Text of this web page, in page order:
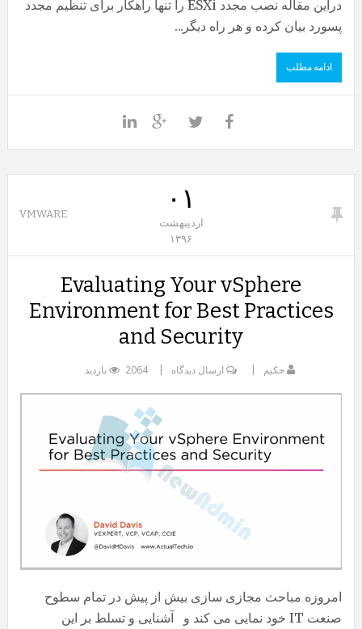
دراین مقاله نصب مجدد ESXi را تنها راهکار برای تنظیم مجدد
پسورد بیان کرده و هر راه دیگر...
ادامه مطلب
۰۱
اردیبهشت
۱۳۹۶
VMWARE
Evaluating Your vSphere
Environment for Best Practices
and Security
حکیم ارسال دیدگاه 2064 بازدید
امروزه مباحث مجازی سازی بیش از پیش در تمام سطوح
صنعت IT خود نمایی می کند و آشنایی و تسلط بر این